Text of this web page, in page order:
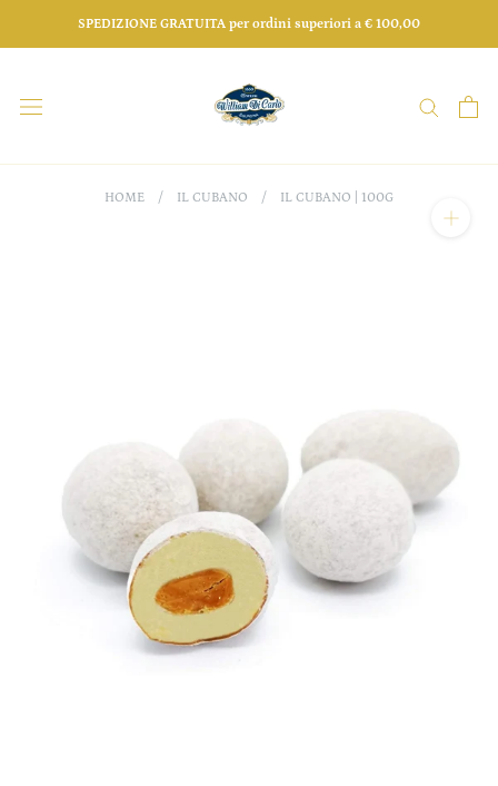
SPEDIZIONE GRATUITA per ordini superiori a € 100,00
HOME / IL CUBANO / IL CUBANO | 100G